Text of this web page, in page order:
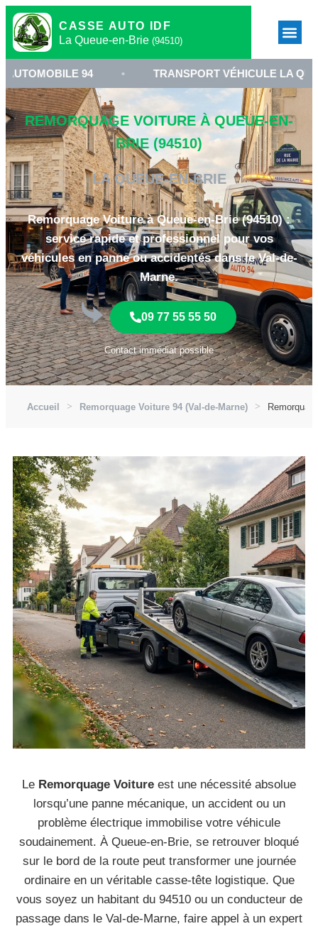
CASSE AUTO IDF
La Queue-en-Brie (94510)
94 • TRANSPORT VÉHICULE LA QUEUE-EN-
REMORQUAGE VOITURE À QUEUE-EN-
BRIE (94510)
LA QUEUE-EN-BRIE
Remorquage Voiture à Queue-en-Brie (94510) :
service rapide et professionnel pour vos
véhicules en panne ou accidentés dans le Val-de-
Marne.
09 77 55 55 50
Contact immédiat possible
Accueil Remorquage Voiture 94 (Val-de-Marne)
Le Remorquage Voiture est une nécessité absolue
lorsqu’une panne mécanique, un accident ou un
problème électrique immobilise votre véhicule
soudainement. À Queue-en-Brie, se retrouver bloqué
sur le bord de la route peut transformer une journée
ordinaire en un véritable casse-tête logistique. Que
vous soyez un habitant du 94510 ou un conducteur de
passage dans le Val-de-Marne, faire appel à un expert